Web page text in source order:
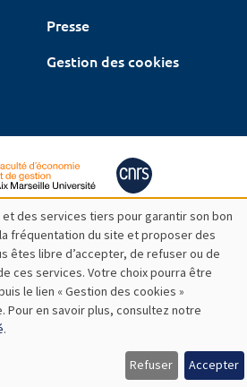
Presse
Gestion des cookies
des services tiers pour garantir son bon
fréquentation du site et proposer des
êtes libre d’accepter, de refuser ou de
ces services. Votre choix pourra être
le lien « Gestion des cookies »
Pour en savoir plus, consultez notre
.
Refuser Accepter